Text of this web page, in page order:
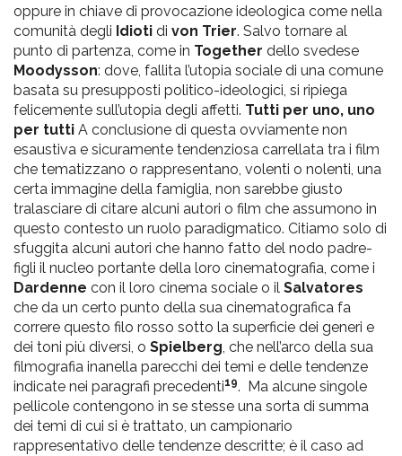
oppure in chiave di provocazione ideologica come nella
comunità degli Idioti di von Trier. Salvo tornare al
punto di partenza, come in Together dello svedese
Moodysson: dove, fallita l’utopia sociale di una comune
basata su presupposti politico-ideologici, si ripiega
felicemente sull’utopia degli affetti. Tutti per uno, uno
per tutti A conclusione di questa ovviamente non
esaustiva e sicuramente tendenziosa carrellata tra i film
che tematizzano o rappresentano, volenti o nolenti, una
certa immagine della famiglia, non sarebbe giusto
tralasciare di citare alcuni autori o film che assumono in
questo contesto un ruolo paradigmatico. Citiamo solo di
sfuggita alcuni autori che hanno fatto del nodo padre-
figli il nucleo portante della loro cinematografia, come i
Dardenne con il loro cinema sociale o il Salvatores
che da un certo punto della sua cinematografica fa
correre questo filo rosso sotto la superficie dei generi e
dei toni più diversi, o Spielberg, che nell’arco della sua
filmografia inanella parecchi dei temi e delle tendenze
indicate nei paragrafi precedenti19. Ma alcune singole
pellicole contengono in se stesse una sorta di summa
dei temi di cui si è trattato, un campionario
rappresentativo delle tendenze descritte; è il caso ad